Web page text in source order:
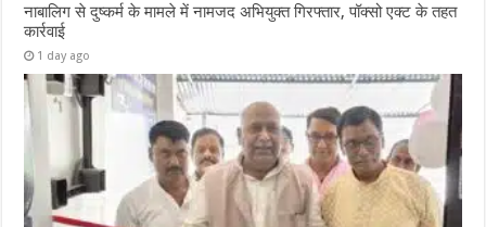
नाबालिग से दुष्कर्म के मामले में नामजद अभियुक्त गिरफ्तार, पॉक्सो एक्ट के तहत
कार्रवाई
1 day ago